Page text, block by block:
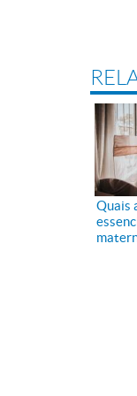
Quais